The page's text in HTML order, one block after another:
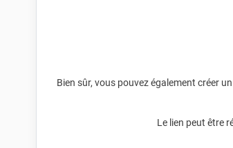
Bien sûr, vous pouvez également créer
Le lien peut être